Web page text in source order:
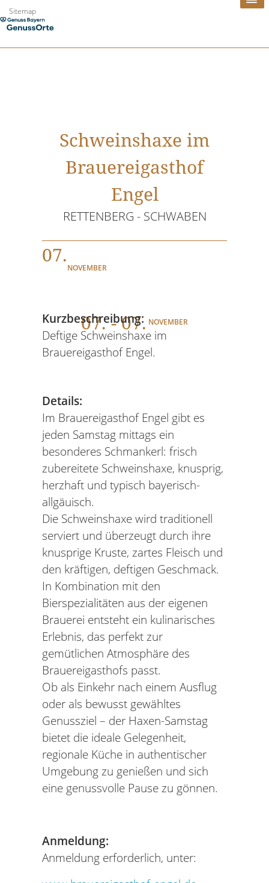
Zum
Inhalt
Sitemap
Schweinshaxe im
Brauereigasthof
Engel
RETTENBERG - SCHWABEN
07.
NOVEMBER
07. - 07. NOVEMBER
Kurzbeschreibung:
Deftige Schweinshaxe im
Brauereigasthof Engel.
Details:
Im Brauereigasthof Engel gibt es
jeden Samstag mittags ein
besonderes Schmankerl: frisch
zubereitete Schweinshaxe, knusprig,
herzhaft und typisch bayerisch-
allgäuisch.
Die Schweinshaxe wird traditionell
serviert und überzeugt durch ihre
knusprige Kruste, zartes Fleisch und
den kräftigen, deftigen Geschmack.
In Kombination mit den
Bierspezialitäten aus der eigenen
Brauerei entsteht ein kulinarisches
Erlebnis, das perfekt zur
gemütlichen Atmosphäre des
Brauereigasthofs passt.
Ob als Einkehr nach einem Ausflug
oder als bewusst gewähltes
Genussziel – der Haxen-Samstag
bietet die ideale Gelegenheit,
regionale Küche in authentischer
Umgebung zu genießen und sich
eine genussvolle Pause zu gönnen.
Anmeldung:
Anmeldung erforderlich, unter: